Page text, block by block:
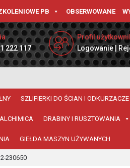
PB OBSERWOWANE
222 117
Profil
Logowanie |
SZLIFIERKI DO ŚCIAN I ODKURZACZE
DRABINY I RUSZTOWANIA
GIEŁDA MASZYN UŻYWANYCH
230650